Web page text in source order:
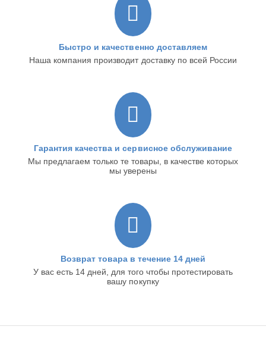
Быстро и качественно доставляем
Наша компания производит доставку по всей России
Гарантия качества и сервисное обслуживание
Мы предлагаем только те товары, в качестве которых
мы уверены
Возврат товара в течение 14 дней
У вас есть 14 дней, для того чтобы протестировать
вашу покупку